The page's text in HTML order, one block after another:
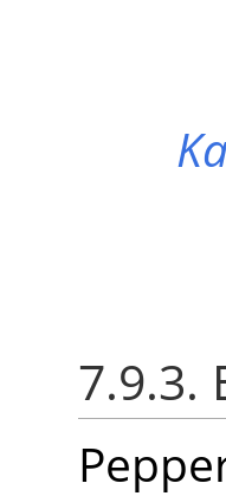
7.9.3.